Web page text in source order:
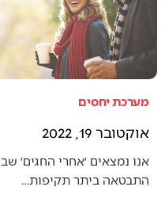
מערכת יחסים
אוקטובר 19, 2022
אנו נמצאים ׳אחרי החגים׳
התבטאה ביתר תקיפות…